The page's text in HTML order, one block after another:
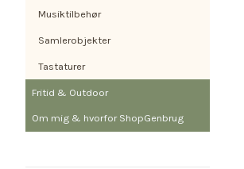
Musiktilbehør
Samlerobjekter
Tastaturer
Fritid & Outdoor
Om mig & hvorfor ShopGenbrug